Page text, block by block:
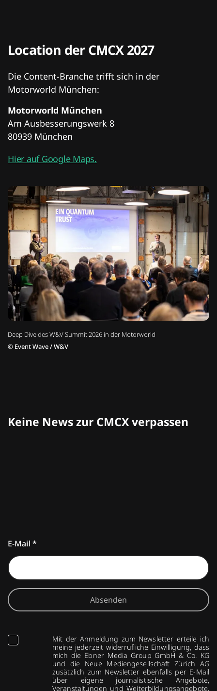
Deep Dive des W&V Summit 2026 in der Motorworld
© Event Wave / W&V
Location der CMCX 2027
Die Content-Branche trifft sich in der
Motorworld München:
Motorworld München
Am Ausbesserungswerk 8
80939 München
Hier auf Google Maps.
Keine News zur CMCX verpassen
E-Mail *
Absenden
Mit der Anmeldung zum Newsletter erteile ich
meine jederzeit widerrufliche Einwilligung, dass
mich die Ebner Media Group GmbH & Co. KG
und die Neue Mediengesellschaft Zürich AG
zusätzlich zum Newsletter ebenfalls per E-Mail
über eigene journalistische Angebote,
Veranstaltungen und Weiterbildungsangebote,